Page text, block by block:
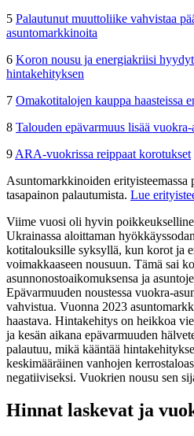
5 Palautunut muuttoliike vahvistaa
asuntomarkkinoita
6 Koron nousu ja energiakriisi
hintakehityksen
7 Omakotitalojen kauppa haasteissa
8 Talouden epävarmuus lisää
9 ARA-vuokrissa reippaat korotukset
Asuntomarkkinoiden erityisteemassa
tasapainon palautumista. Lue
Viime vuosi oli hyvin
Ukrainassa aloittaman
kotitalouksille syksyllä, kun korot ja
voimakkaaseen nousuun. Tämä sai
asunnonostoaikomuksensa ja
Epävarmuuden noustessa vuokra-
vahvistua. Vuonna 2023
haastava. Hintakehitys on heikkoa
ja kesän aikana epävarmuuden
palautuu, mikä kääntää
keskimääräinen vanhojen
negatiiviseksi. Vuokrien nousu sen
Hinnat laskevat ja